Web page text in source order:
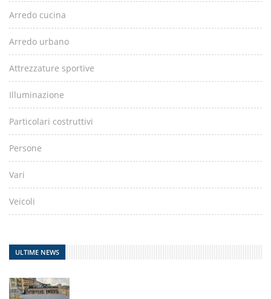
Arredo cucina
Arredo urbano
Attrezzature sportive
Illuminazione
Particolari costruttivi
Persone
Vari
Veicoli
ULTIME NEWS